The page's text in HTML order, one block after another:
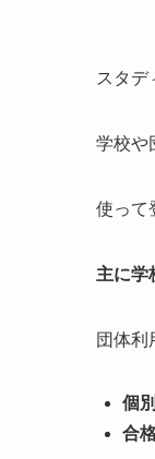
スタデ
学校や
使って
主に学
団体利
個
合